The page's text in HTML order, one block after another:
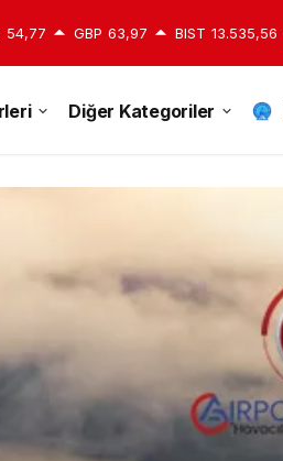
54,77 GBP 63,97 BIST 13.535,56
Diğer Kategoriler